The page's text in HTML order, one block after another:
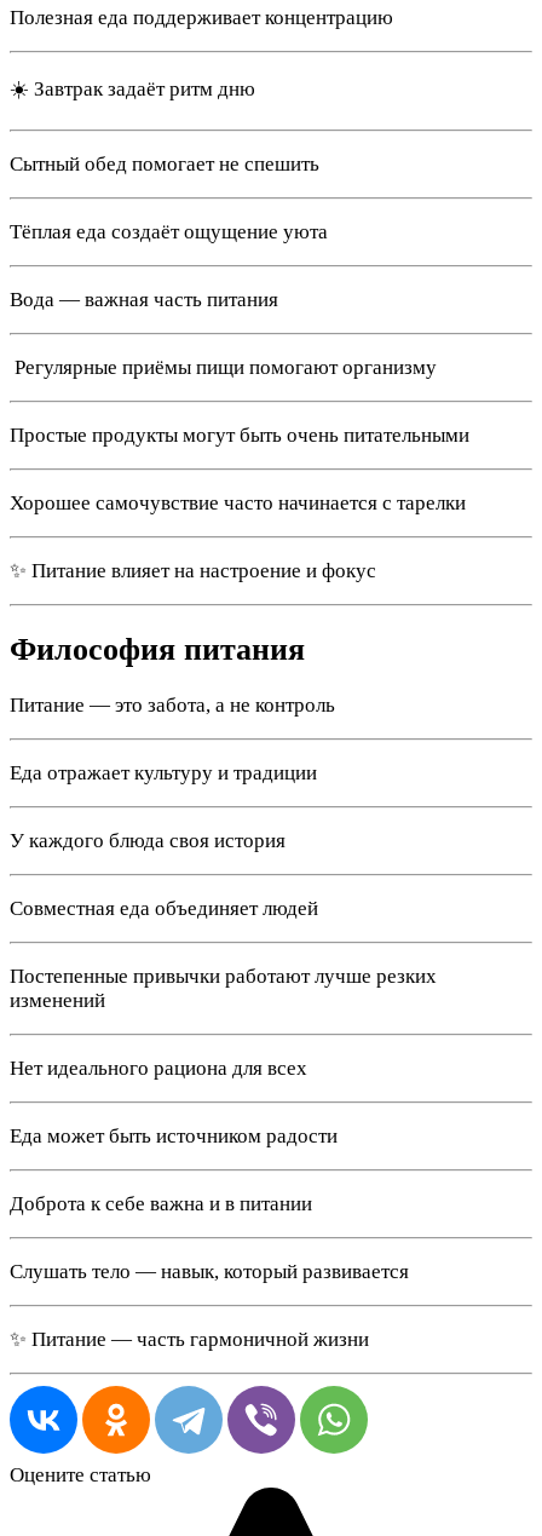
Полезная еда поддерживает концентрацию
☀️ Завтрак задаёт ритм дню
Сытный обед помогает не спешить
Тёплая еда создаёт ощущение уюта
Вода — важная часть питания
️ Регулярные приёмы пищи помогают организму
Простые продукты могут быть очень питательными
Хорошее самочувствие часто начинается с тарелки
✨ Питание влияет на настроение и фокус
Философия питания
Питание — это забота, а не контроль
Еда отражает культуру и традиции
У каждого блюда своя история
Совместная еда объединяет людей
Постепенные привычки работают лучше резких
изменений
Нет идеального рациона для всех
Еда может быть источником радости
Доброта к себе важна и в питании
Слушать тело — навык, который развивается
✨ Питание — часть гармоничной жизни
Оцените статью